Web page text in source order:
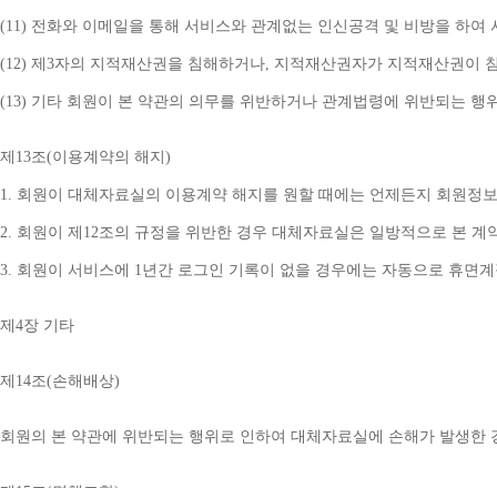
(11) 전화와 이메일을 통해 서비스와 관계없는 인신공격 및 비방을 하여
(12) 제 3자의 지적재산권을 침해하거나, 지적재산권자가 지적재산권이
(13) 기타 회원이 본 약관의 의무를 위반하거나 관계법령에 위반되는 행
제 13조(이용계약의 해지 )
1. 회원이 대체자료실의 이용계약 해지를 원할 때에는 언제든지 회원정
2. 회원이 제 12조의 규정을 위반한 경우 대체자료실은 일방적으로 본 계
3. 회원이 서비스에 1년간 로그인 기록이 없을 경우에는 자동으로 휴면
제 4장 기타
제 14조(손해배상)
회원의 본 약관에 위반되는 행위로 인하여 대체자료실에 손해가 발생한